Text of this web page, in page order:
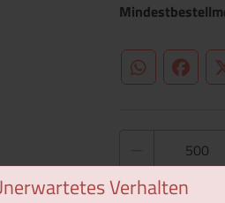
Verhalten
WhatsApp